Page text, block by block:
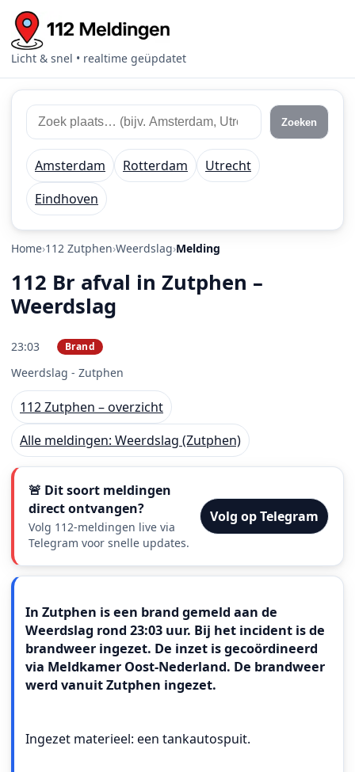
Licht & snel • realtime geüpdatet
Zoek 112 meldingen
Zoek plaats of regio Zoeken
Amsterdam Rotterdam
Utrecht
Eindhoven
Home 112 Zutphen Weerdslag Melding
112 Br afval in Zutphen –
Weerdslag
23:03 Brand
Weerdslag - Zutphen
112 Zutphen – overzicht
Alle meldingen: Weerdslag (Zutphen)
🚨 Dit soort meldingen
direct ontvangen?
Volg 112-meldingen live via
Telegram voor snelle updates.
Volg op Telegram
In Zutphen is een brand gemeld aan de
Weerdslag rond 23:03 uur. Bij het incident is de
brandweer ingezet. De inzet is gecoördineerd
via Meldkamer Oost‑Nederland. De brandweer
werd vanuit Zutphen ingezet.
Ingezet materieel: een tankautospuit.